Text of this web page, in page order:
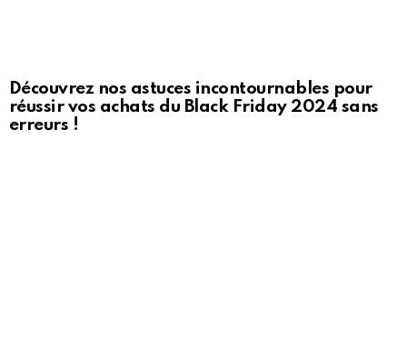
Découvrez nos astuces incontournables pour
réussir vos achats du Black Friday 2024 sans
erreurs !